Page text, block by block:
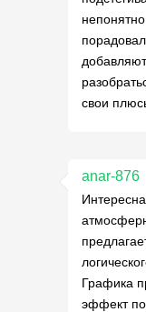
свои
anar-876
Графика
эффект